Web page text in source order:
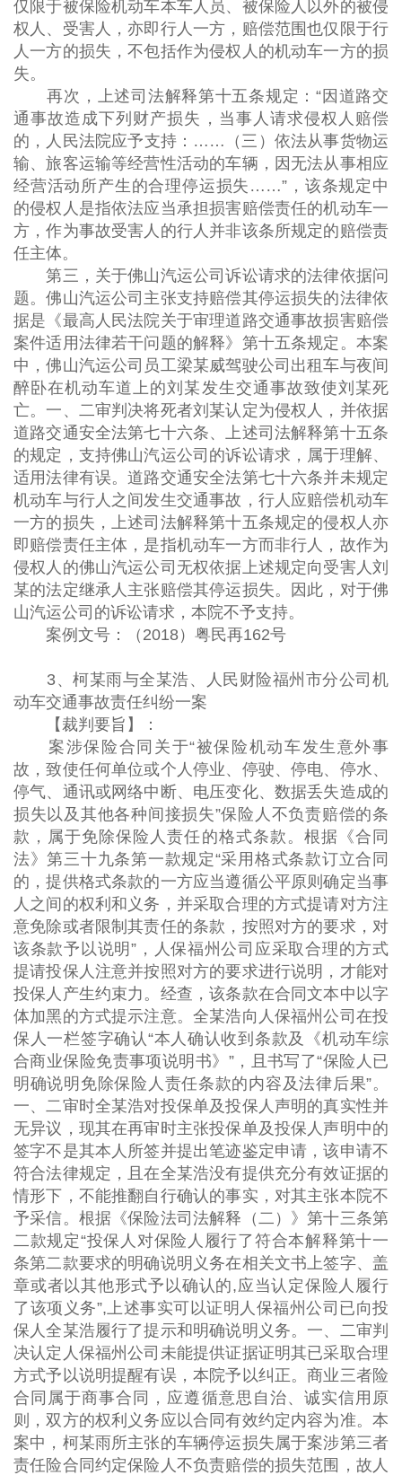
仅限于被保险机动车本车人员、被保险人以外的被侵
权人、受害人，亦即行人一方，赔偿范围也仅限于行
人一方的损失，不包括作为侵权人的机动车一方的损
失。
再次，上述司法解释第十五条规定：“因道路交
通事故造成下列财产损失，当事人请求侵权人赔偿
的，人民法院应予支持：……（三）依法从事货物运
输、旅客运输等经营性活动的车辆，因无法从事相应
经营活动所产生的合理停运损失……”，该条规定中
的侵权人是指依法应当承担损害赔偿责任的机动车一
方，作为事故受害人的行人并非该条所规定的赔偿责
任主体。
第三，关于佛山汽运公司诉讼请求的法律依据问
题。佛山汽运公司主张支持赔偿其停运损失的法律依
据是《最高人民法院关于审理道路交通事故损害赔偿
案件适用法律若干问题的解释》第十五条规定。本案
中，佛山汽运公司员工梁某威驾驶公司出租车与夜间
醉卧在机动车道上的刘某发生交通事故致使刘某死
亡。一、二审判决将死者刘某认定为侵权人，并依据
道路交通安全法第七十六条、上述司法解释第十五条
的规定，支持佛山汽运公司的诉讼请求，属于理解、
适用法律有误。道路交通安全法第七十六条并未规定
机动车与行人之间发生交通事故，行人应赔偿机动车
一方的损失，上述司法解释第十五条规定的侵权人亦
即赔偿责任主体，是指机动车一方而非行人，故作为
侵权人的佛山汽运公司无权依据上述规定向受害人刘
某的法定继承人主张赔偿其停运损失。因此，对于佛
山汽运公司的诉讼请求，本院不予支持。
案例文号：（2018）粤民再162号
3、柯某雨与全某浩、人民财险福州市分公司机
动车交通事故责任纠纷一案
【裁判要旨】：
案涉保险合同关于“被保险机动车发生意外事
故，致使任何单位或个人停业、停驶、停电、停水、
停气、通讯或网络中断、电压变化、数据丢失造成的
损失以及其他各种间接损失”保险人不负责赔偿的条
款，属于免除保险人责任的格式条款。根据《合同
法》第三十九条第一款规定“采用格式条款订立合同
的，提供格式条款的一方应当遵循公平原则确定当事
人之间的权利和义务，并采取合理的方式提请对方注
意免除或者限制其责任的条款，按照对方的要求，对
该条款予以说明”，人保福州公司应采取合理的方式
提请投保人注意并按照对方的要求进行说明，才能对
投保人产生约束力。经查，该条款在合同文本中以字
体加黑的方式提示注意。全某浩向人保福州公司在投
保人一栏签字确认“本人确认收到条款及《机动车综
合商业保险免责事项说明书》”，且书写了“保险人已
明确说明免除保险人责任条款的内容及法律后果”。
一、二审时全某浩对投保单及投保人声明的真实性并
无异议，现其在再审时主张投保单及投保人声明中的
签字不是其本人所签并提出笔迹鉴定申请，该申请不
符合法律规定，且在全某浩没有提供充分有效证据的
情形下，不能推翻自行确认的事实，对其主张本院不
予采信。根据《保险法司法解释（二）》第十三条第
二款规定“投保人对保险人履行了符合本解释第十一
条第二款要求的明确说明义务在相关文书上签字、盖
章或者以其他形式予以确认的,应当认定保险人履行
了该项义务”,上述事实可以证明人保福州公司已向投
保人全某浩履行了提示和明确说明义务。一、二审判
决认定人保福州公司未能提供证据证明其已采取合理
方式予以说明提醒有误，本院予以纠正。商业三者险
合同属于商事合同，应遵循意思自治、诚实信用原
则，双方的权利义务应以合同有效约定内容为准。本
案中，柯某雨所主张的车辆停运损失属于案涉第三者
责任险合同约定保险人不负责赔偿的损失范围，故人